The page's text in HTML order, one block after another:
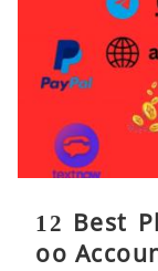
12 Best
oo